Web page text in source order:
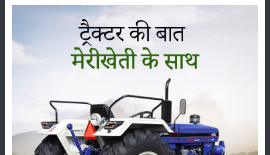
कीटनाशक पशुपालन
समाचार
सम्पादकीय अन्य